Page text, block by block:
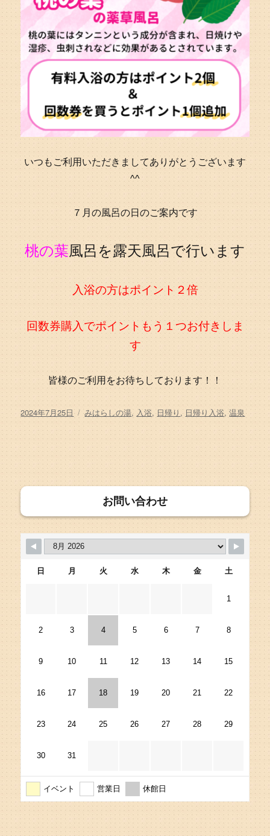
いつもご利用いただきましてありがとうございます
^^
７月の風呂の日のご案内です
桃の葉風呂を露天風呂で行います
入浴の方はポイント２倍
回数券購入でポイントもう１つお付きしま
す
皆様のご利用をお待ちしております！！
投
稿
日:
2024年7月25日
カ
テ
ゴ
みはらしの湯, 入浴,日帰り , 日帰り入浴,温泉
お問い合わせ
日 月 火 水 木 金 土
1
2 3 4 5 6 7 8
9 10 11 12 13 14 15
16 17 18 19 20 21 22
23 24 25 26 27 28 29
30 31
イベント 営業日 休館日